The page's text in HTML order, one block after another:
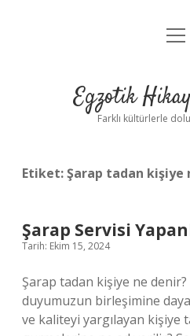
Yasal
Egzotik
Farklı kültürlerle
Etiket:Şarap tadan kişiye
Şarap Servisi
Tarih: Ekim 15, 2024
Şarap tadan kişiye ne denir?
duyumuzun birleşimine
ve kaliteyi yargılayan kişiye